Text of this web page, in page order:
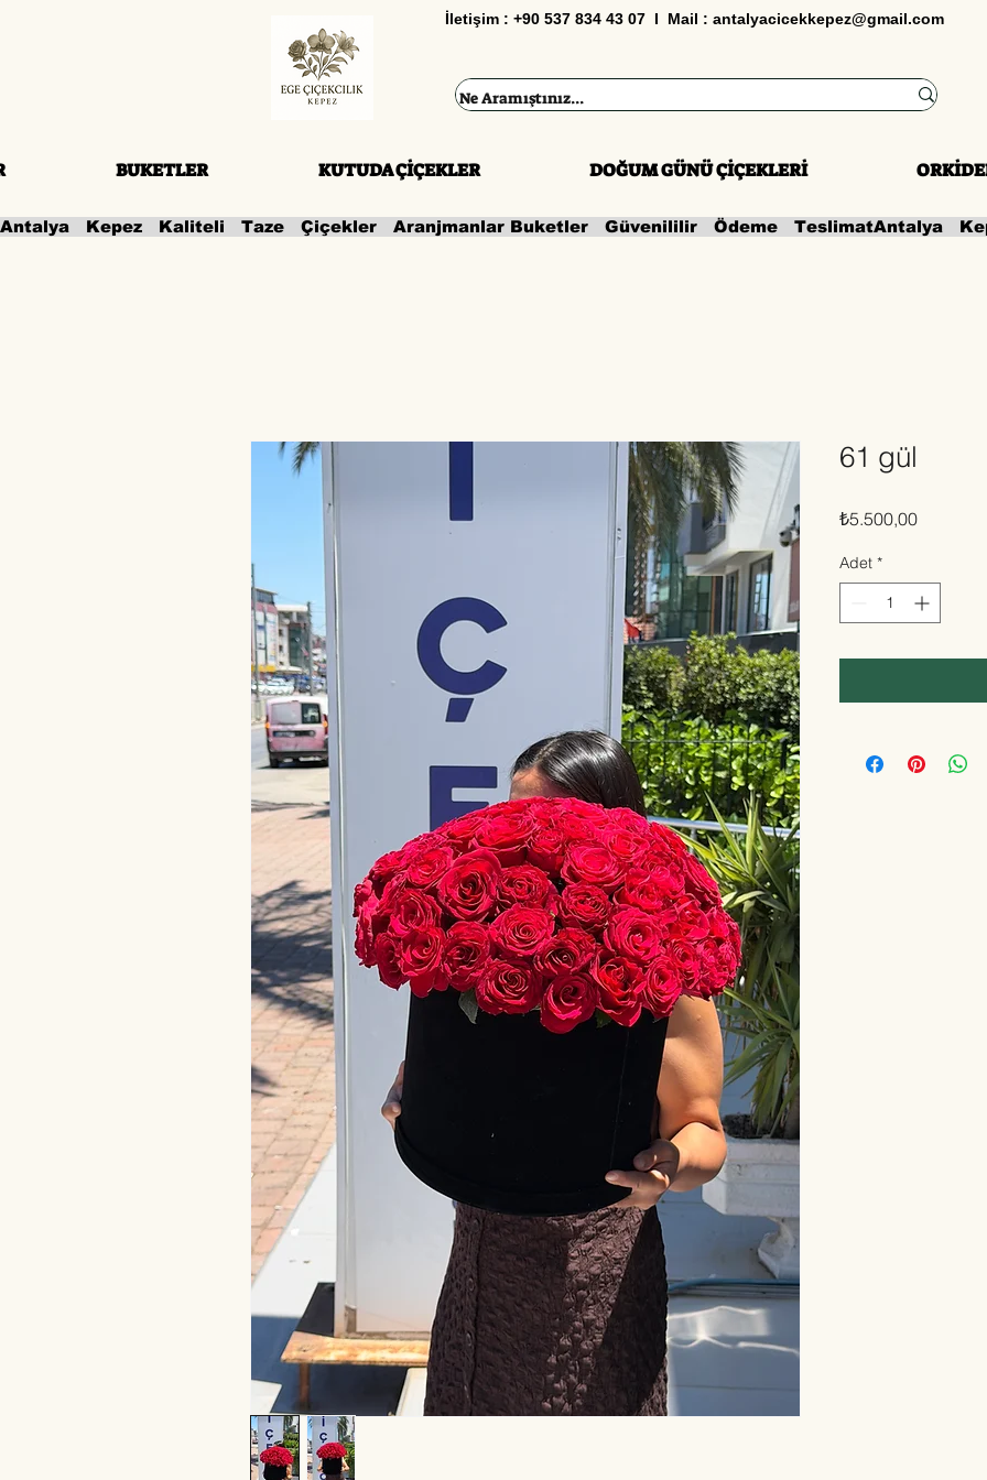
İletişim : +90 537 834 43 07 I Mail : antalyacicekkepez@gmail.com
BUKETLER KUTUDA ÇİÇEKLER DOĞUM GÜNÜ ÇİÇEKLERİ
Antalya   Kepez   Kaliteli   Taze   Çiçekler   Aranjmanlar Buketler   Güvenililir   Ödeme   Teslimat
61 gül
₺5.500,00Fiyat
Adet *